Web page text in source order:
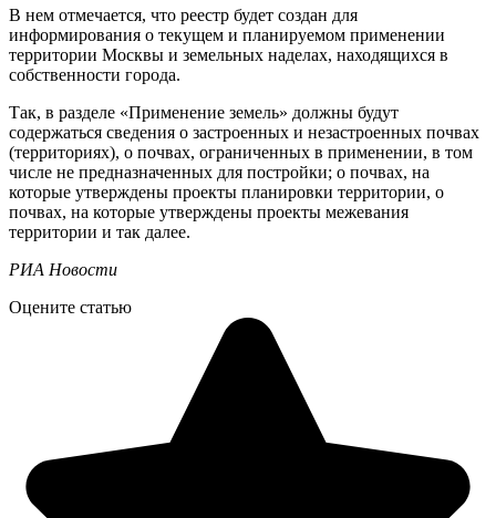
В нем отмечается, что реестр будет создан для
информирования о текущем и планируемом применении
территории Москвы и земельных наделах, находящихся в
собственности города.
Так, в разделе «Применение земель» должны будут
содержаться сведения о застроенных и незастроенных почвах
(территориях), о почвах, ограниченных в применении, в том
числе не предназначенных для постройки; о почвах, на
которые утверждены проекты планировки территории, о
почвах, на которые утверждены проекты межевания
территории и так далее.
РИА Новости
Оцените статью